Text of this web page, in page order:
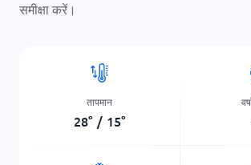
समीक्षा करें।
तापमान
28° / 15°